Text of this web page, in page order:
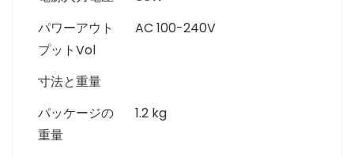
パワーアウト
プットVol
AC 100-240V
寸法と重量
パッケージの
重量
1.2 kg